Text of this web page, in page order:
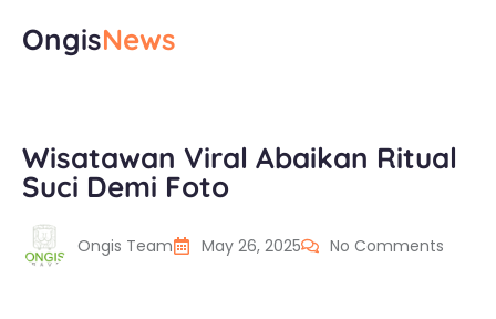
OngisNews
Wisatawan Viral Abaikan Ritual
Suci Demi Foto
Ongis Team May 26, 2025 No Comments